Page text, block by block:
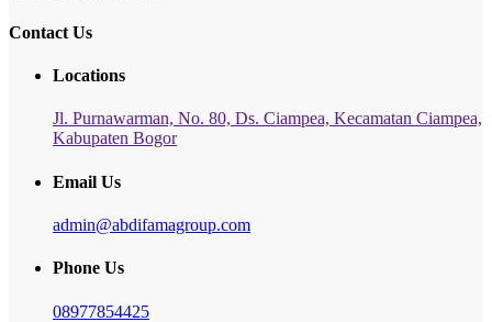
Contact Us
Locations
Jl. Purnawarman, No. 80, Ds. Ciampea, Kecamatan Ciampea,
Kabupaten Bogor
Email Us
admin@abdifamagroup.com
Phone Us
08977854425